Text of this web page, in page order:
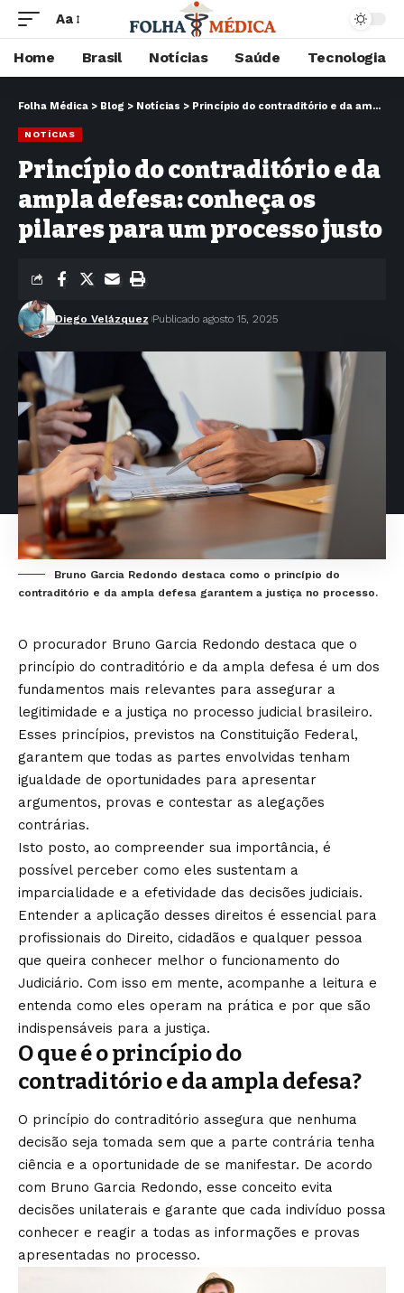
Aa
Home Brasil Notícias Saúde Tecnologia
Folha Médica > Blog > Notícias > Princípio do contraditório e da ampla defesa: conheça os pilares para um processo justo
NOTÍCIAS
Princípio do contraditório e da
ampla defesa: conheça os
pilares para um processo justo
Diego Velázquez Publicado agosto 15, 2025
Bruno Garcia Redondo destaca como o princípio do
contraditório e da ampla defesa garantem a justiça no processo.
O procurador Bruno Garcia Redondo destaca que o
princípio do contraditório e da ampla defesa é um dos
fundamentos mais relevantes para assegurar a
legitimidade e a justiça no processo judicial brasileiro.
Esses princípios, previstos na Constituição Federal,
garantem que todas as partes envolvidas tenham
igualdade de oportunidades para apresentar
argumentos, provas e contestar as alegações
contrárias.
Isto posto, ao compreender sua importância, é
possível perceber como eles sustentam a
imparcialidade e a efetividade das decisões judiciais.
Entender a aplicação desses direitos é essencial para
profissionais do Direito, cidadãos e qualquer pessoa
que queira conhecer melhor o funcionamento do
Judiciário. Com isso em mente, acompanhe a leitura e
entenda como eles operam na prática e por que são
indispensáveis para a justiça.
O que é o princípio do
contraditório e da ampla defesa?
O princípio do contraditório assegura que nenhuma
decisão seja tomada sem que a parte contrária tenha
ciência e a oportunidade de se manifestar. De acordo
com Bruno Garcia Redondo, esse conceito evita
decisões unilaterais e garante que cada indivíduo possa
conhecer e reagir a todas as informações e provas
apresentadas no processo.